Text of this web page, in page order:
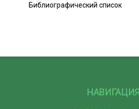
Библиографический список
НАВИГАЦИЯ